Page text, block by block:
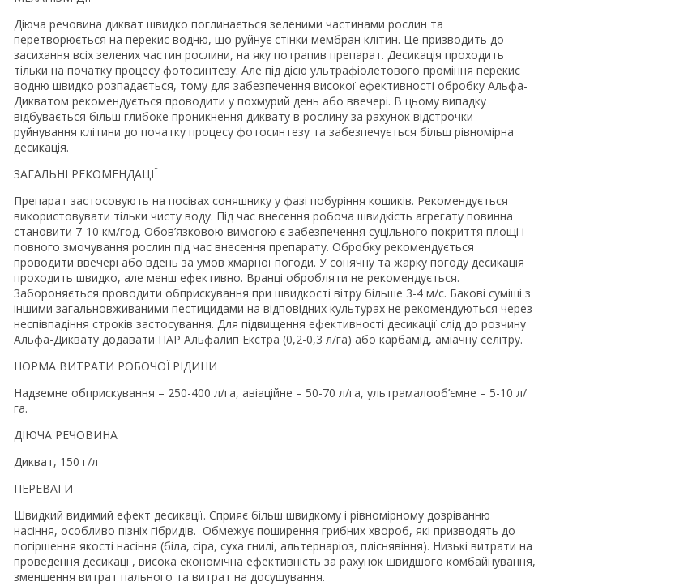
Діюча речовина дикват швидко поглинається зеленими частинами рослин та
перетворюється на перекис водню, що руйнує стінки мембран клітин. Це призводить до
засихання всіх зелених частин рослини, на яку потрапив препарат. Десикація проходить
тільки на початку процесу фотосинтезу. Але під дією ультрафіолетового проміння перекис
водню швидко розпадається, тому для забезпечення високої ефективності обробку Альфа-
Дикватом рекомендується проводити у похмурий день або ввечері. В цьому випадку
відбувається більш глибоке проникнення диквату в рослину за рахунок відстрочки
руйнування клітини до початку процесу фотосинтезу та забезпечується більш рівномірна
десикація.
ЗАГАЛЬНІ РЕКОМЕНДАЦІЇ
Препарат застосовують на посівах соняшнику у фазі побуріння кошиків. Рекомендується
використовувати тільки чисту воду. Під час внесення робоча швидкість агрегату повинна
становити 7-10 км/год. Обов’язковою вимогою є забезпечення суцільного покриття площі і
повного змочування рослин під час внесення препарату. Обробку рекомендується
проводити ввечері або вдень за умов хмарної погоди. У сонячну та жарку погоду десикація
проходить швидко, але менш ефективно. Вранці обробляти не рекомендується.
Забороняється проводити обприскування при швидкості вітру більше 3-4 м/с. Бакові суміші з
іншими загальновживаними пестицидами на відповідних культурах не рекомендуються через
неспівпадіння строків застосування. Для підвищення ефективності десикації слід до розчину
Альфа-Диквату додавати ПАР Альфалип Екстра (0,2-0,3 л/га) або карбамід, аміачну селітру.
НОРМА ВИТРАТИ РОБОЧОЇ РІДИНИ
Надземне обприскування – 250-400 л/га, авіаційне – 50-70 л/га, ультрамалооб’ємне – 5-10 л/
га.
ДІЮЧА РЕЧОВИНА
Дикват, 150 г/л
ПЕРЕВАГИ
Швидкий видимий ефект десикації. Сприяє більш швидкому і рівномірному дозріванню
насіння, особливо пізніх гібридів. Обмежує поширення грибних хвороб, які призводять до
погіршення якості насіння (біла, сіра, суха гнилі, альтернаріоз, пліснявіння). Низькі витрати на
проведення десикації, висока економічна ефективність за рахунок швидшого комбайнування,
зменшення витрат пального та витрат на досушування.